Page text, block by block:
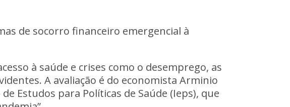
de socorro financeiro emergencial à
à saúde e crises como o desemprego, as
A avaliação é do economista Arminio
Estudos para Políticas de Saúde (Ieps), que